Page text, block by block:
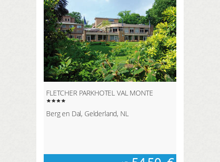
FLETCHER PARKHOTEL VAL MONTE
Berg en Dal, Gelderland, NL